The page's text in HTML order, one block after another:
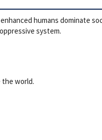
humans dominate
system.
the world.